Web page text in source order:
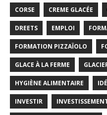
CORSE CREME GLACÉE
DREETS EMPLOI
FORMATION PIZZAÏOLO
GLACE À LA FERME
HYGIÈNE ALIMENTAIRE
INVESTIR